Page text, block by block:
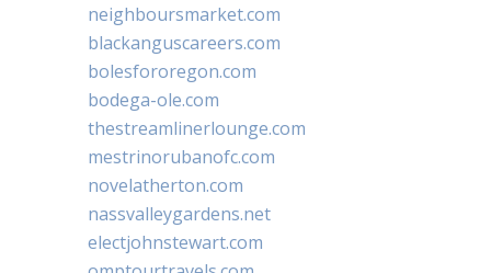
neighboursmarket.com
blackanguscareers.com
bolesfororegon.com
bodega-ole.com
thestreamlinerlounge.com
mestrinorubanofc.com
novelatherton.com
nassvalleygardens.net
electjohnstewart.com